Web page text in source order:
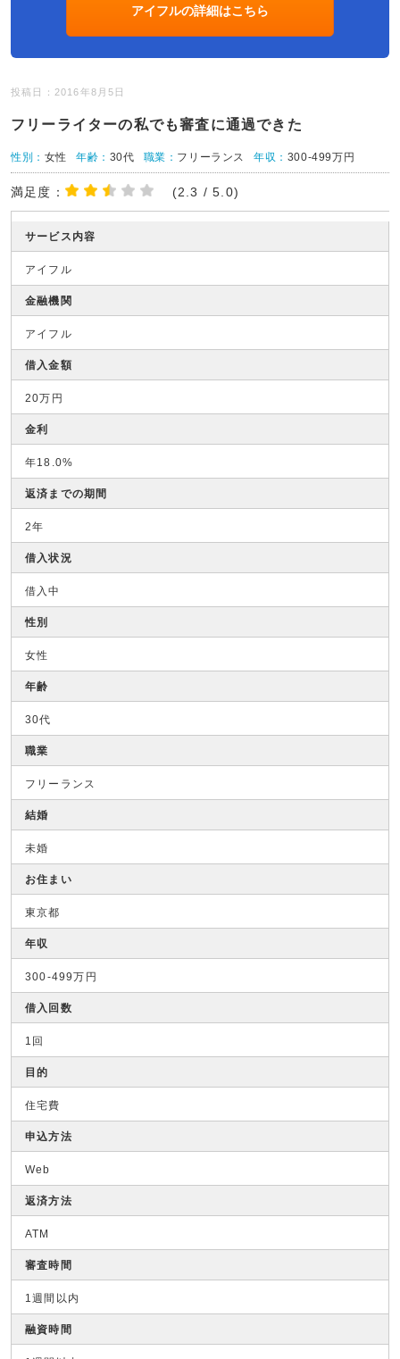
アイフルの詳細はこちら
投稿日：2016年8月5日
フリーライターの私でも審査に通過できた
性別： 女性 年齢： 30代 職業： フリーランス 年収： 300-499万円
満足度： (2.3 / 5.0)
サービス内容
アイフル
金融機関
アイフル
借入金額
20万円
金利
年18.0%
返済までの期間
2年
借入状況
借入中
性別
女性
年齢
30代
職業
フリーランス
結婚
未婚
お住まい
東京都
年収
300-499万円
借入回数
1回
目的
住宅費
申込方法
Web
返済方法
ATM
審査時間
1週間以内
融資時間